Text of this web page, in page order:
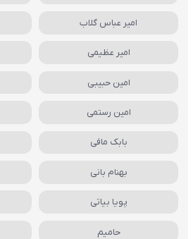
امیر عباس گلاب
امیر عظیمی
امین حبیبی
امین رستمی
بابک مافی
بهنام بانی
پویا بیاتی
حامیم